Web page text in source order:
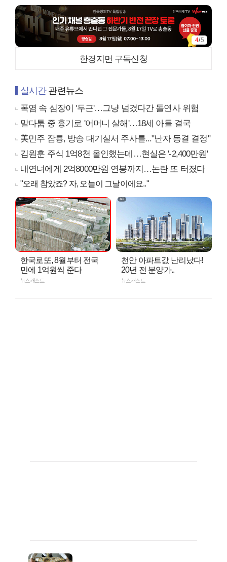
4/5
한경지면 구독신청
실시간관련뉴스
폭염 속 심장이 '두근'…그냥 넘겼다간 돌연사 위험
말다툼 중 흉기로 '어머니 살해'…18세 아들 결국
美민주 잠룡, 방송 대기실서 주사를..."난자 동결 결정"
김원훈 주식 1억8천 올인했는데…현실은 '-2,400만원'
내연녀에게 2억8000만원 연봉까지…논란 또 터졌다
"오래 참았죠? 자, 오늘이 그날이에요.."
한국로또, 8월부터 전국
민에 1억원씩 준다
뉴스캐스트
천안 아파트값 난리났다!
20년 전 분양가..
뉴스캐스트